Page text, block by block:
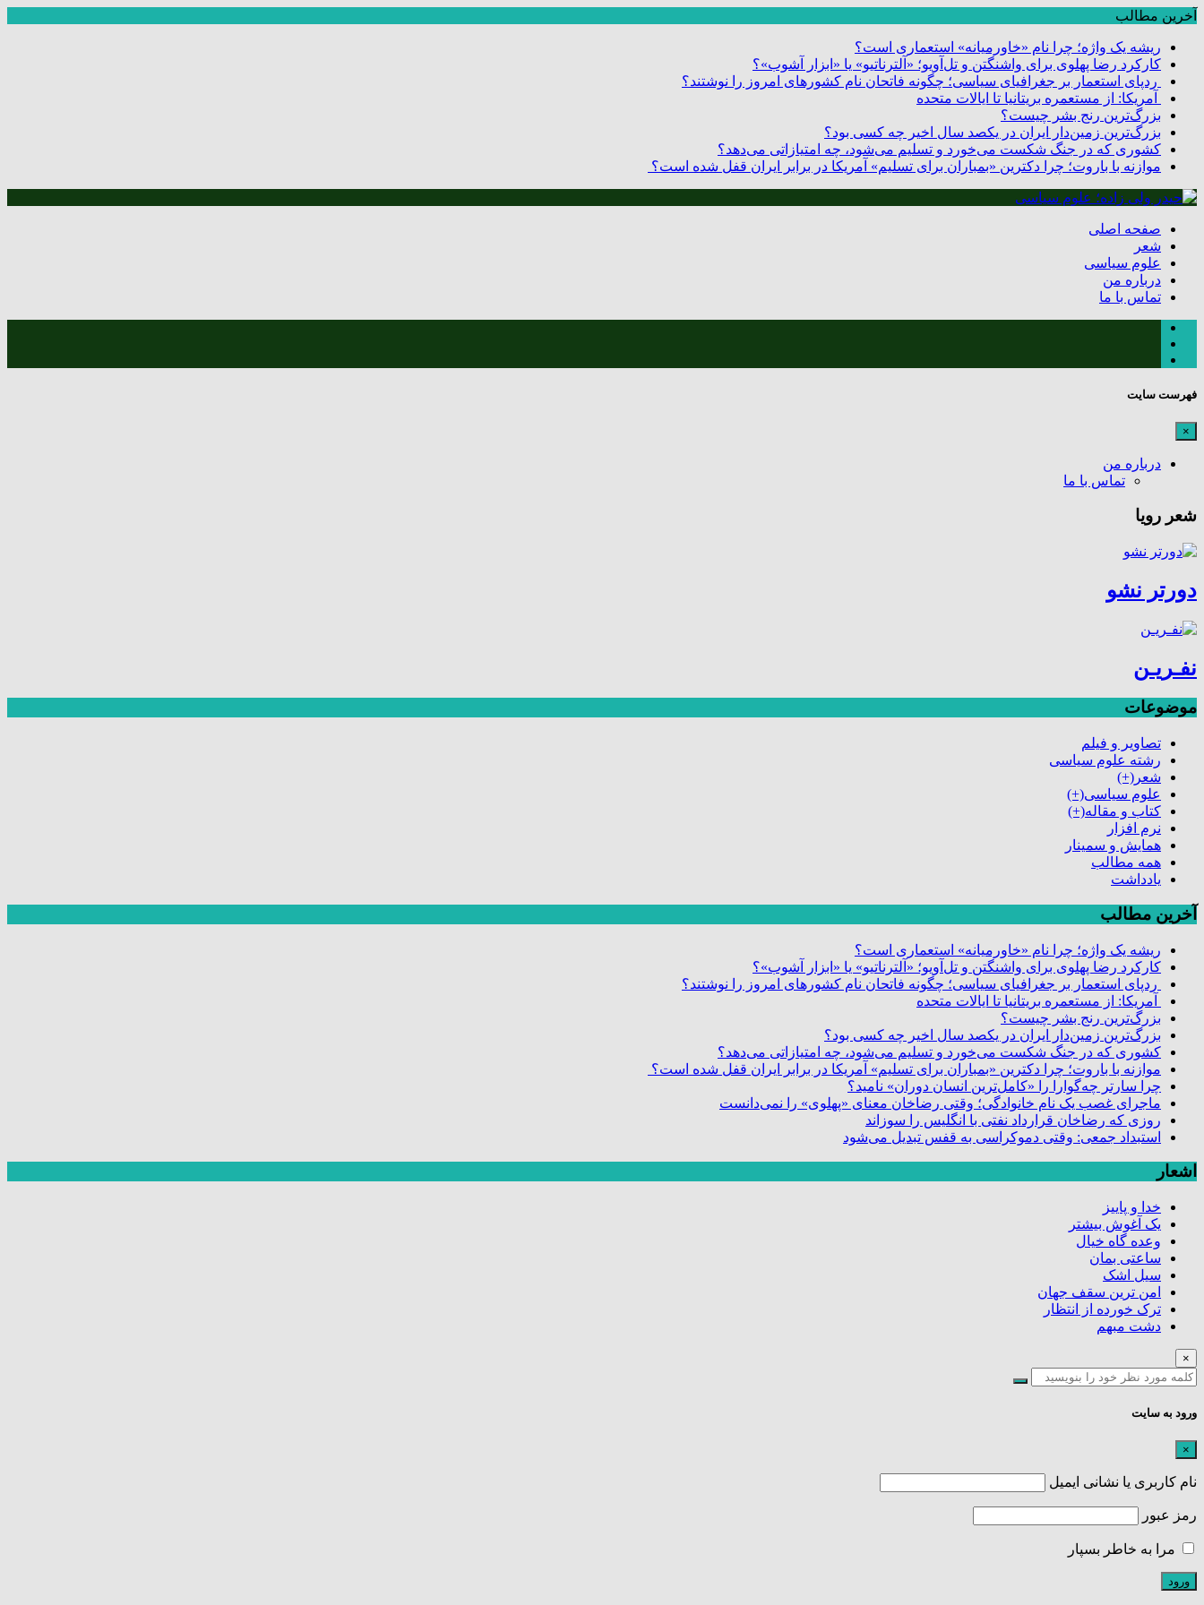
آخرین مطالب
ریشه یک واژه؛ چرا نام «خاورمیانه» استعماری است؟
کارکرد رضا پهلوی برای واشنگتن و تل‌آویو؛ «آلترناتیو» یا «ابزار آشوب»؟
ردپای استعمار بر جغرافیای سیاسی؛ چگونه فاتحان نام کشورهای امروز را نوشتند؟
آمریکا: از مستعمره بریتانیا تا ایالات متحده
بزرگ‌ترین رنج بشر چیست؟
بزرگ‌ترین زمین‌دار ایران در یکصد سال اخیر چه کسی بود؟
کشوری که در جنگ شکست می‌خورد و تسلیم می‌شود، چه امتیازاتی می‌دهد؟
موازنه با باروت؛ چرا دکترین «بمباران برای تسلیم» آمریکا در برابر ایران قفل شده است؟
صفحه اصلی
شعر
علوم سیاسی
درباره من
تماس با ما
فهرست سایت
×
درباره من
تماس با ما
شعر رویا
دورتر نشو
نفـریـن
موضوعات
تصاویر و فیلم
رشته علوم سیاسی
شعر (+)
علوم سیاسی(+)
کتاب و مقاله(+)
نرم افزار
همایش و سمینار
همه مطالب
یادداشت
آخرین مطالب
ریشه یک واژه؛ چرا نام «خاورمیانه» استعماری است؟
کارکرد رضا پهلوی برای واشنگتن و تل‌آویو؛ «آلترناتیو» یا «ابزار آشوب»؟
ردپای استعمار بر جغرافیای سیاسی؛ چگونه فاتحان نام کشورهای امروز را نوشتند؟
آمریکا: از مستعمره بریتانیا تا ایالات متحده
بزرگ‌ترین رنج بشر چیست؟
بزرگ‌ترین زمین‌دار ایران در یکصد سال اخیر چه کسی بود؟
کشوری که در جنگ شکست می‌خورد و تسلیم می‌شود، چه امتیازاتی می‌دهد؟
موازنه با باروت؛ چرا دکترین «بمباران برای تسلیم» آمریکا در برابر ایران قفل شده است؟
چرا سارتر چه‌گوارا را «کامل‌ترین انسان دوران» نامید؟
ماجرای غصب یک نام خانوادگی؛ وقتی رضاخان معنای «پهلوی» را نمی‌دانست
روزی که رضاخان قرارداد نفتی با انگلیس را سوزاند
استبداد جمعی: وقتی دموکراسی به قفس تبدیل می‌شود
اشعار
خدا و پاییز
یک آغوش بیشتر
وعده گاه خیال
ساعتی بمان
سیل اشک
امن ترین سقف جهان
ترک خورده از انتظار
دشت مبهم
×
ورود به سایت
×
نام کاربری یا نشانی ایمیل
رمز عبور
مرا به خاطر بسپار